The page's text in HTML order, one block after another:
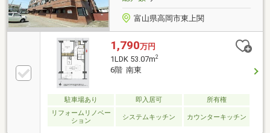
富山県高岡市東上関
1,790万円
1LDK 53.07m2
6階 南東
駐車場あり 即入居可
所有権
リフォームリノベー
ション
システムキッチン カウンターキッチン